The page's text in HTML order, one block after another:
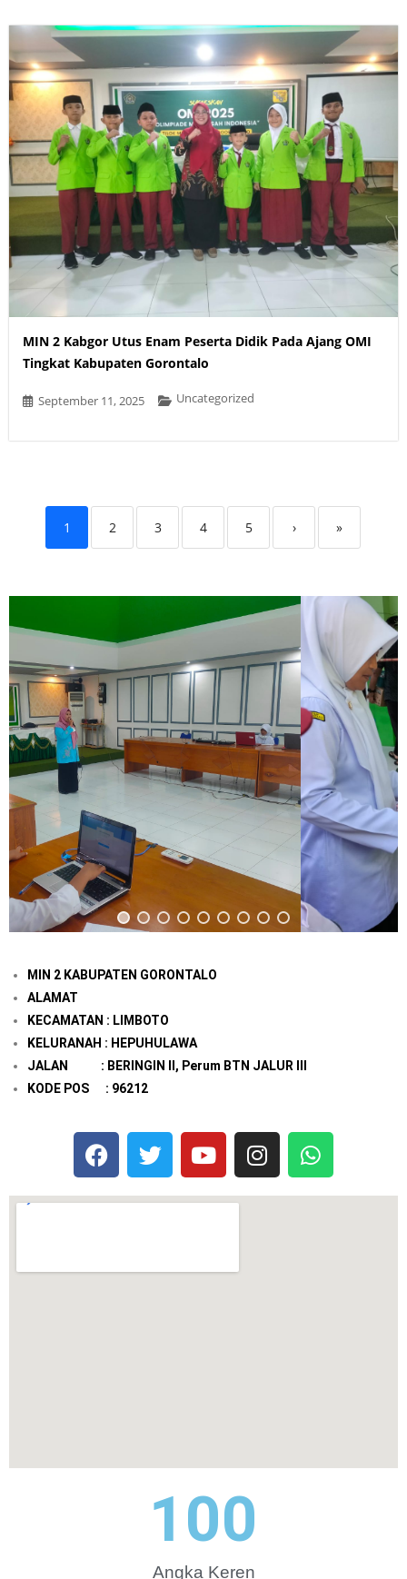
MIN 2 Kabgor Utus Enam Peserta Didik Pada Ajang OMI
Tingkat Kabupaten Gorontalo
September 11, 2025 Uncategorized
1 2 3 4 5 › »
MIN 2 KABUPATEN GORONTALO
ALAMAT
KECAMATAN : LIMBOTO
KELURANAH : HEPUHULAWA
JALAN : BERINGIN II, Perum BTN JALUR III
KODE POS : 96212
Angka Keren
100